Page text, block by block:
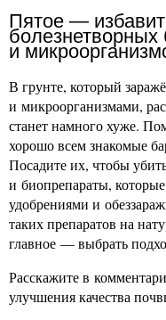
Пятое —
болезнетворных
и
В грунте, который
и микроорганизмами,
станет намного хуже.
хорошо всем знакомые
Посадите их, чтобы
и биопрепараты,
удобрениями и
таких препаратов на
главное — выбрать
Расскажите в
улучшения качества